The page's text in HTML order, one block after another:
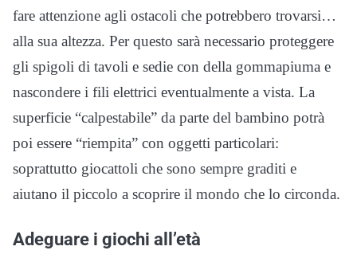
fare attenzione agli ostacoli che potrebbero trovarsi…
alla sua altezza. Per questo sarà necessario proteggere
gli spigoli di tavoli e sedie con della gommapiuma e
nascondere i fili elettrici eventualmente a vista. La
superficie “calpestabile” da parte del bambino potrà
poi essere “riempita” con oggetti particolari:
soprattutto giocattoli che sono sempre graditi e
aiutano il piccolo a scoprire il mondo che lo circonda.
Adeguare i giochi all’età